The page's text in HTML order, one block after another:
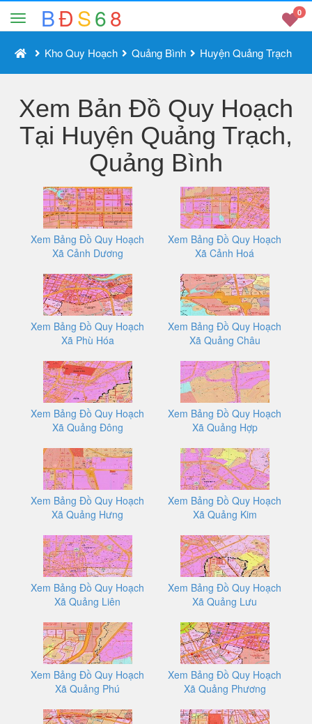
BĐS68 0
Kho Quy Hoạch Quảng Bình Huyện Quảng Trạch
Xem Bản Đồ Quy Hoạch
Tại Huyện Quảng Trạch,
Quảng Bình
Xem Bảng Đồ Quy Hoạch
Xã Cảnh Dương
Xem Bảng Đồ Quy Hoạch
Xã Cảnh Hoá
Xem Bảng Đồ Quy Hoạch
Xã Phù Hóa
Xem Bảng Đồ Quy Hoạch
Xã Quảng Châu
Xem Bảng Đồ Quy Hoạch
Xã Quảng Đông
Xem Bảng Đồ Quy Hoạch
Xã Quảng Hợp
Xem Bảng Đồ Quy Hoạch
Xã Quảng Hưng
Xem Bảng Đồ Quy Hoạch
Xã Quảng Kim
Xem Bảng Đồ Quy Hoạch
Xã Quảng Liên
Xem Bảng Đồ Quy Hoạch
Xã Quảng Lưu
Xem Bảng Đồ Quy Hoạch
Xã Quảng Phú
Xem Bảng Đồ Quy Hoạch
Xã Quảng Phương